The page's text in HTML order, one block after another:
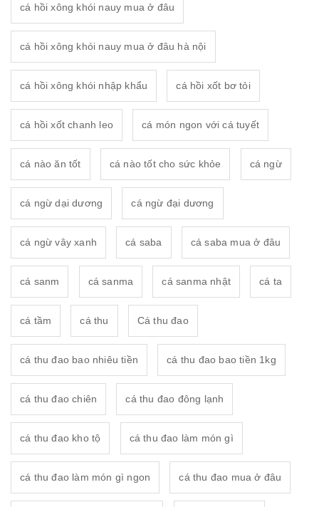
cá hồi xông khói nauy mua ở đâu
cá hồi xông khói nauy mua ở đâu hà nội
cá hồi xông khói nhập khẩu cá hồi xốt bơ tỏi
cá hồi xốt chanh leo cá món ngon với cá tuyết
cá nào ăn tốt cá nào tốt cho sức khỏe cá ngừ
cá ngừ dại dương cá ngừ đại dương
cá ngừ vây xanh cá saba cá saba mua ở đâu
cá sanm cá sanma cá sanma nhật cá ta
cá tầm cá thu Cá thu đao
cá thu đao bao nhiêu tiền cá thu đao bao tiền 1kg
cá thu đao chiên cá thu đao đông lạnh
cá thu đao kho tộ cá thu đao làm món gì
cá thu đao làm món gì ngon cá thu đao mua ở đâu